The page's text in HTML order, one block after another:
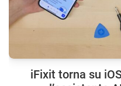
iFixit torna su